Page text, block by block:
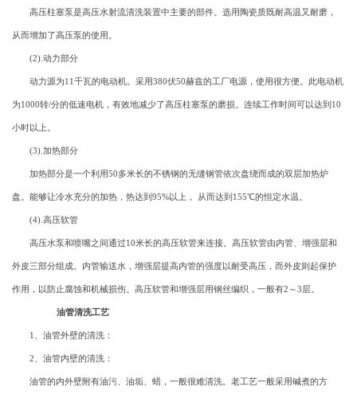
高压柱塞泵是高压水射流清洗装置中主要的部件。选用陶瓷质既耐高温又耐磨，
从而增加了高压泵的使用。
(2).动力部分
动力源为11千瓦的电动机。采用380伏50赫兹的工厂电源，使用很方便。此电动机
为1000转/分的低速电机，有效地减少了高压柱塞泵的磨损。连续工作时间可以达到10
小时以上。
(3).加热部分
加热部分是一个利用50多米长的不锈钢的无缝钢管依次盘绕而成的双层加热炉
盘。能够让冷水充分的加热，热达到95%以上， 从而达到155℃的恒定水温。
(4).高压软管
高压水泵和喷嘴之间通过10米长的高压软管来连接。高压软管由内管、增强层和
外皮三部分组成。内管输送水，增强层提高内管的强度以耐受高压，而外皮则起保护
作用，以防止腐蚀和机械损伤。高压软管和增强层用钢丝编织，一般有2～3层。
油管清洗工艺
1、油管外壁的清洗：
2、油管内壁的清洗：
油管的内外壁附有油污、油垢、蜡，一般很难清洗。老工艺一般采用碱煮的方